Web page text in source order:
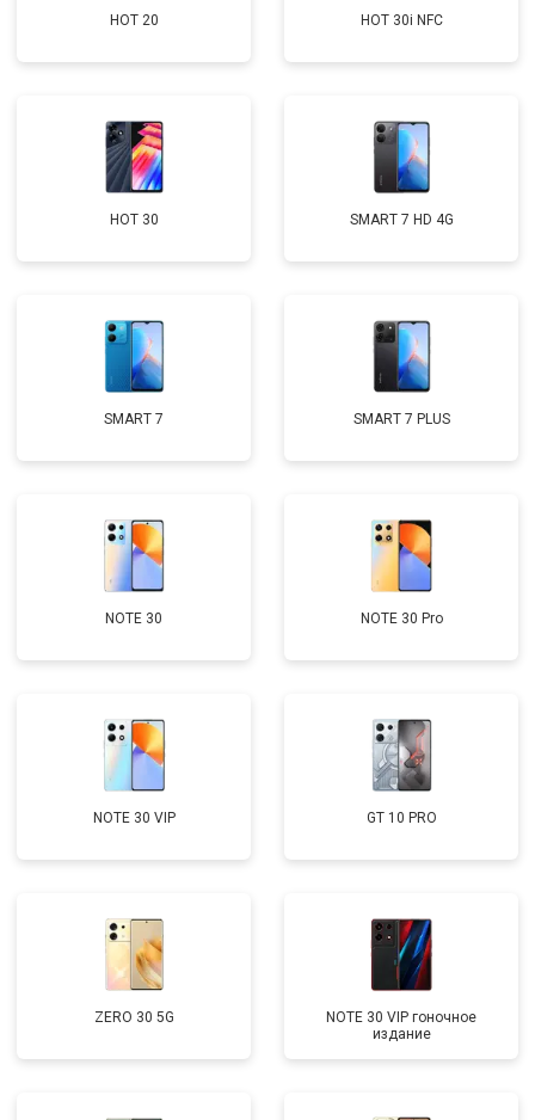
HOT 20 HOT 30i NFC
HOT 30 SMART 7 HD 4G
SMART 7 SMART 7 PLUS
NOTE 30 NOTE 30 Pro
NOTE 30 VIP GT 10 PRO
ZERO 30 5G
NOTE 30 VIP гоночное
издание